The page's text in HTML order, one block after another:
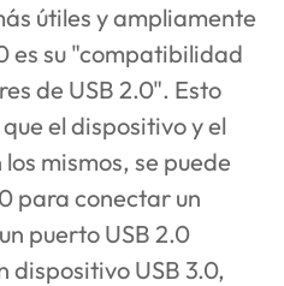
útiles y ampliamente
es su "compatibilidad
de USB 2.0". Esto
el dispositivo y el
mismos, se puede
para conectar un
puerto USB 2.0
dispositivo USB 3.0,